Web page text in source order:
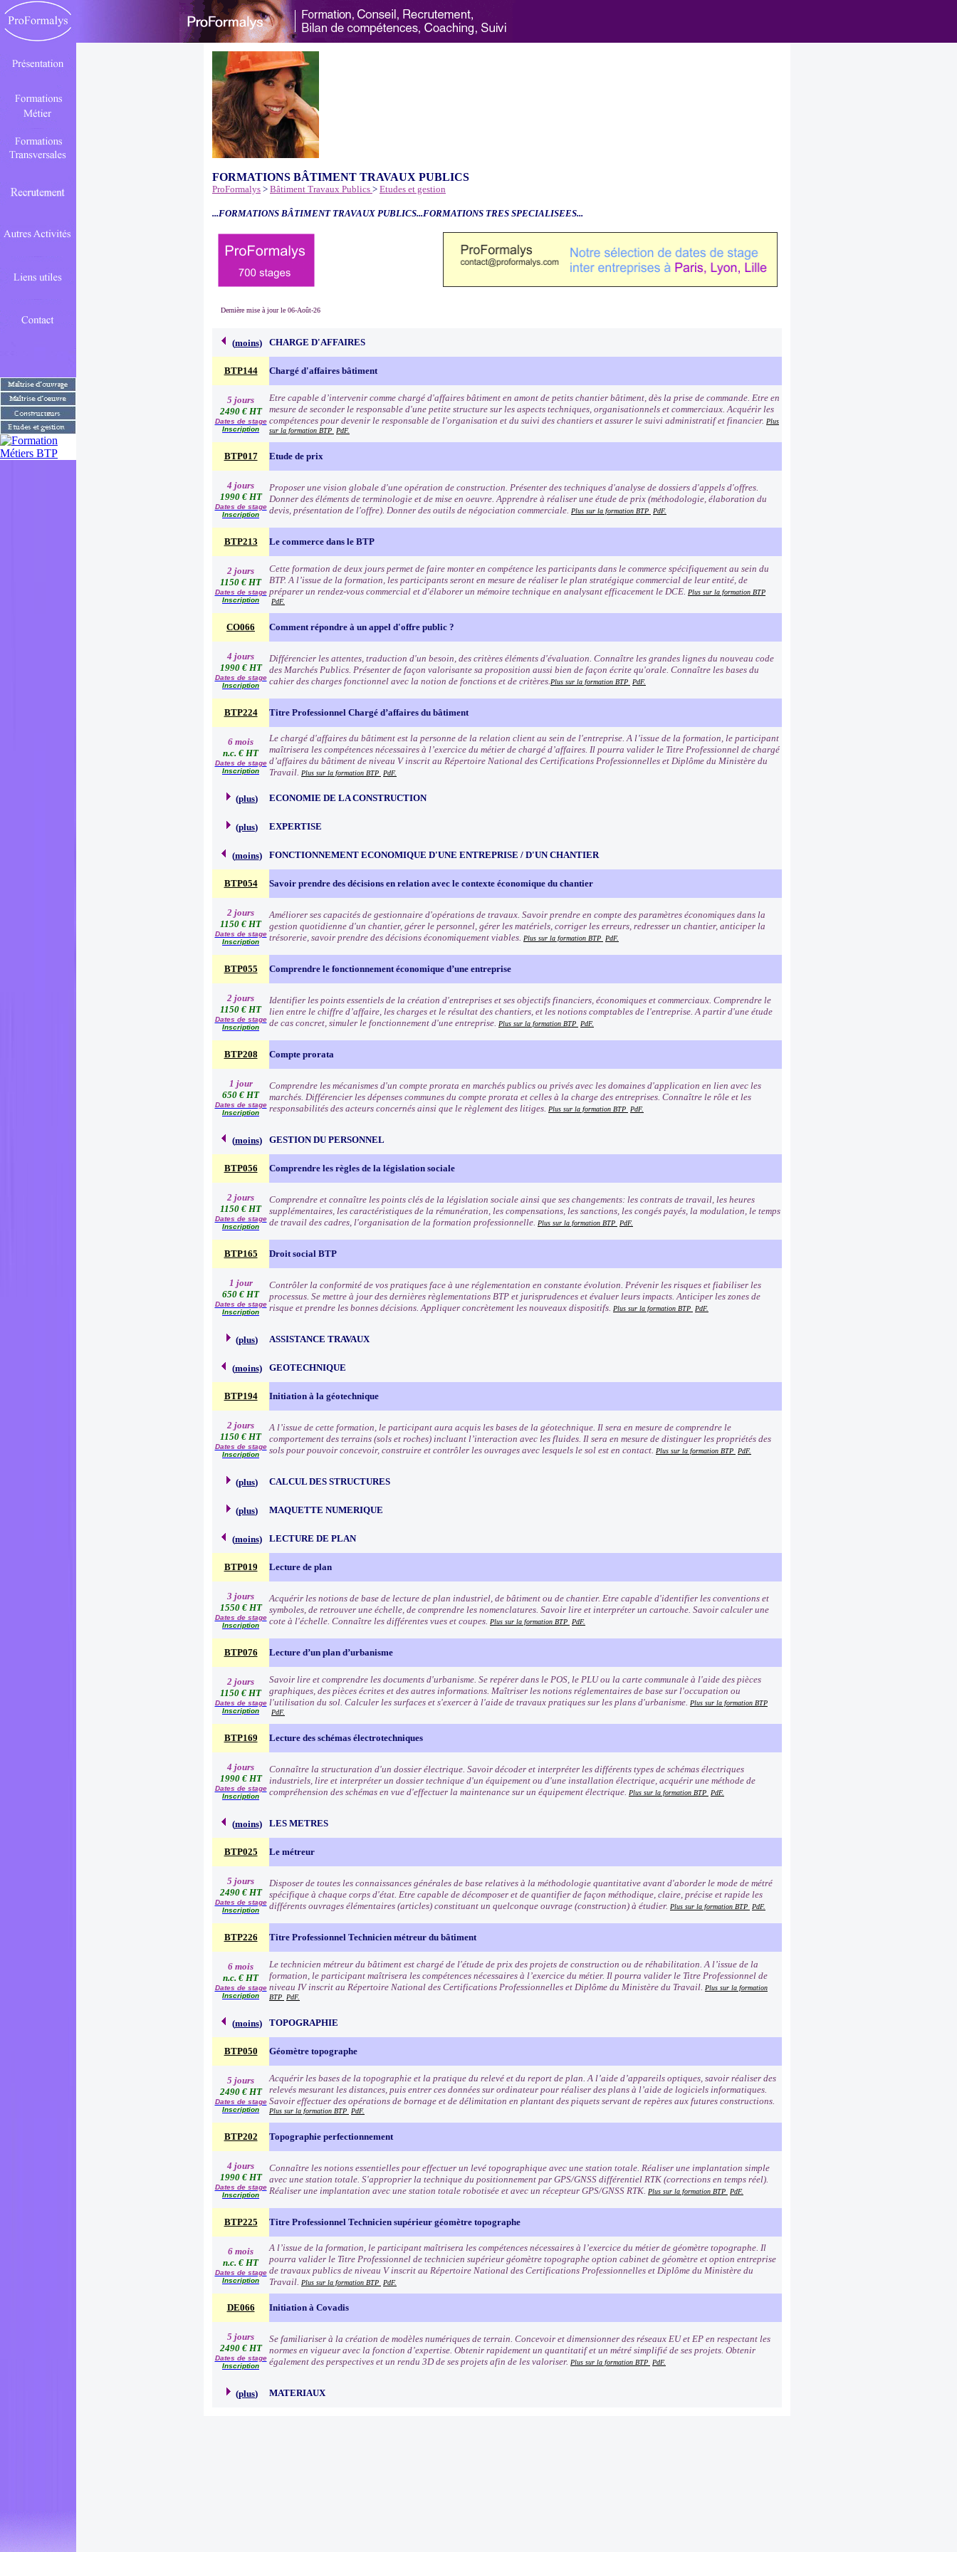
FORMATIONS BÂTIMENT TRAVAUX PUBLICS
ProFormalys > Bâtiment Travaux Publics > Etudes et gestion
...FORMATIONS BÂTIMENT TRAVAUX PUBLICS...FORMATIONS TRES SPECIALISEES...
Dernière mise à jour le 06-Août-26
(moins) CHARGE D'AFFAIRES
BTP144 Chargé d'affaires bâtiment
5 jours
2490 € HT
Dates de stage
Inscription
Etre capable d’intervenir comme chargé d'affaires bâtiment en amont de petits chantier bâtiment, dès la prise de commande. Etre en
mesure de seconder le responsable d'une petite structure sur les aspects techniques, organisationnels et commerciaux. Acquérir les
compétences pour devenir le responsable de l'organisation et du suivi des chantiers et assurer le suivi administratif et financier. Plus
sur la formation BTP
PdF.
BTP017 Etude de prix
4 jours
1990 € HT
Dates de stage
Inscription
Proposer une vision globale d'une opération de construction. Présenter des techniques d'analyse de dossiers d'appels d'offres.
Donner des éléments de terminologie et de mise en oeuvre. Apprendre à réaliser une étude de prix (méthodologie, élaboration du
devis, présentation de l'offre). Donner des outils de négociation commerciale. Plus sur la formation BTP PdF.
BTP213 Le commerce dans le BTP
2 jours
1150 € HT
Dates de stage
Inscription
Cette formation de deux jours permet de faire monter en compétence les participants dans le commerce spécifiquement au sein du
BTP. A l’issue de la formation, les participants seront en mesure de réaliser le plan stratégique commercial de leur entité, de
préparer un rendez-vous commercial et d'élaborer un mémoire technique en analysant efficacement le DCE. Plus sur la formation BTP
PdF.
CO066 Comment répondre à un appel d'offre public ?
4 jours
1990 € HT
Dates de stage
Inscription
Différencier les attentes, traduction d'un besoin, des critères éléments d'évaluation. Connaître les grandes lignes du nouveau code
des Marchés Publics. Présenter de façon valorisante sa proposition aussi bien de façon écrite qu'orale. Connaître les bases du
cahier des charges fonctionnel avec la notion de fonctions et de critères.Plus sur la formation BTP PdF.
BTP224 Titre Professionnel Chargé d’affaires du bâtiment
6 mois
n.c. € HT
Dates de stage
Inscription
Le chargé d'affaires du bâtiment est la personne de la relation client au sein de l'entreprise. A l’issue de la formation, le participant
maîtrisera les compétences nécessaires à l’exercice du métier de chargé d’affaires. Il pourra valider le Titre Professionnel de chargé
d’affaires du bâtiment de niveau V inscrit au Répertoire National des Certifications Professionnelles et Diplôme du Ministère du
Travail. Plus sur la formation BTP PdF.
(plus) ECONOMIE DE LA CONSTRUCTION
(plus) EXPERTISE
(moins) FONCTIONNEMENT ECONOMIQUE D'UNE ENTREPRISE / D'UN CHANTIER
BTP054 Savoir prendre des décisions en relation avec le contexte économique du chantier
2 jours
1150 € HT
Dates de stage
Inscription
Améliorer ses capacités de gestionnaire d'opérations de travaux. Savoir prendre en compte des paramètres économiques dans la
gestion quotidienne d'un chantier, gérer le personnel, gérer les matériels, corriger les erreurs, redresser un chantier, anticiper la
trésorerie, savoir prendre des décisions économiquement viables. Plus sur la formation BTP PdF.
BTP055 Comprendre le fonctionnement économique d’une entreprise
2 jours
1150 € HT
Dates de stage
Inscription
Identifier les points essentiels de la création d'entreprises et ses objectifs financiers, économiques et commerciaux. Comprendre le
lien entre le chiffre d’affaire, les charges et le résultat des chantiers, et les notions comptables de l'entreprise. A partir d'une étude
de cas concret, simuler le fonctionnement d'une entreprise. Plus sur la formation BTP PdF.
BTP208 Compte prorata
1 jour
650 € HT
Dates de stage
Inscription
Comprendre les mécanismes d'un compte prorata en marchés publics ou privés avec les domaines d'application en lien avec les
marchés. Différencier les dépenses communes du compte prorata et celles à la charge des entreprises. Connaître le rôle et les
responsabilités des acteurs concernés ainsi que le règlement des litiges. Plus sur la formation BTP PdF.
(moins) GESTION DU PERSONNEL
BTP056 Comprendre les règles de la législation sociale
2 jours
1150 € HT
Dates de stage
Inscription
Comprendre et connaître les points clés de la législation sociale ainsi que ses changements: les contrats de travail, les heures
supplémentaires, les caractéristiques de la rémunération, les compensations, les sanctions, les congés payés, la modulation, le temps
de travail des cadres, l'organisation de la formation professionnelle. Plus sur la formation BTP PdF.
BTP165 Droit social BTP
1 jour
650 € HT
Dates de stage
Inscription
Contrôler la conformité de vos pratiques face à une réglementation en constante évolution. Prévenir les risques et fiabiliser les
processus. Se mettre à jour des dernières règlementations BTP et jurisprudences et évaluer leurs impacts. Anticiper les zones de
risque et prendre les bonnes décisions. Appliquer concrètement les nouveaux dispositifs. Plus sur la formation BTP PdF.
(plus) ASSISTANCE TRAVAUX
(moins) GEOTECHNIQUE
BTP194 Initiation à la géotechnique
2 jours
1150 € HT
Dates de stage
Inscription
A l’issue de cette formation, le participant aura acquis les bases de la géotechnique. Il sera en mesure de comprendre le
comportement des terrains (sols et roches) incluant l’interaction avec les fluides. Il sera en mesure de distinguer les propriétés des
sols pour pouvoir concevoir, construire et contrôler les ouvrages avec lesquels le sol est en contact. Plus sur la formation BTP PdF.
(plus) CALCUL DES STRUCTURES
(plus) MAQUETTE NUMERIQUE
(moins) LECTURE DE PLAN
BTP019 Lecture de plan
3 jours
1550 € HT
Dates de stage
Inscription
Acquérir les notions de base de lecture de plan industriel, de bâtiment ou de chantier. Etre capable d'identifier les conventions et
symboles, de retrouver une échelle, de comprendre les nomenclatures. Savoir lire et interpréter un cartouche. Savoir calculer une
cote à l'échelle. Connaître les différentes vues et coupes. Plus sur la formation BTP PdF.
BTP076 Lecture d’un plan d’urbanisme
2 jours
1150 € HT
Dates de stage
Inscription
Savoir lire et comprendre les documents d'urbanisme. Se repérer dans le POS, le PLU ou la carte communale à l'aide des pièces
graphiques, des pièces écrites et des autres informations. Maîtriser les notions réglementaires de base sur l'occupation ou
l'utilisation du sol. Calculer les surfaces et s'exercer à l'aide de travaux pratiques sur les plans d'urbanisme. Plus sur la formation BTP
PdF.
BTP169 Lecture des schémas électrotechniques
4 jours
1990 € HT
Dates de stage
Inscription
Connaître la structuration d'un dossier électrique. Savoir décoder et interpréter les différents types de schémas électriques
industriels, lire et interpréter un dossier technique d'un équipement ou d'une installation électrique, acquérir une méthode de
compréhension des schémas en vue d'effectuer la maintenance sur un équipement électrique. Plus sur la formation BTP PdF.
(moins) LES METRES
BTP025 Le métreur
5 jours
2490 € HT
Dates de stage
Inscription
Disposer de toutes les connaissances générales de base relatives à la méthodologie quantitative avant d'aborder le mode de métré
spécifique à chaque corps d'état. Etre capable de décomposer et de quantifier de façon méthodique, claire, précise et rapide les
différents ouvrages élémentaires (articles) constituant un quelconque ouvrage (construction) à étudier. Plus sur la formation BTP PdF.
BTP226 Titre Professionnel Technicien métreur du bâtiment
6 mois
n.c. € HT
Dates de stage
Inscription
Le technicien métreur du bâtiment est chargé de l'étude de prix des projets de construction ou de réhabilitation. A l’issue de la
formation, le participant maîtrisera les compétences nécessaires à l’exercice du métier. Il pourra valider le Titre Professionnel de
niveau IV inscrit au Répertoire National des Certifications Professionnelles et Diplôme du Ministère du Travail. Plus sur la formation
BTP
PdF.
(moins) TOPOGRAPHIE
BTP050 Géomètre topographe
5 jours
2490 € HT
Dates de stage
Inscription
Acquérir les bases de la topographie et la pratique du relevé et du report de plan. A l’aide d’appareils optiques, savoir réaliser des
relevés mesurant les distances, puis entrer ces données sur ordinateur pour réaliser des plans à l’aide de logiciels informatiques.
Savoir effectuer des opérations de bornage et de délimitation en plantant des piquets servant de repères aux futures constructions.
Plus sur la formation BTP PdF.
BTP202 Topographie perfectionnement
4 jours
1990 € HT
Dates de stage
Inscription
Connaître les notions essentielles pour effectuer un levé topographique avec une station totale. Réaliser une implantation simple
avec une station totale. S'approprier la technique du positionnement par GPS/GNSS différentiel RTK (corrections en temps réel).
Réaliser une implantation avec une station totale robotisée et avec un récepteur GPS/GNSS RTK. Plus sur la formation BTP PdF.
BTP225 Titre Professionnel Technicien supérieur géomètre topographe
6 mois
n.c. € HT
Dates de stage
Inscription
A l’issue de la formation, le participant maîtrisera les compétences nécessaires à l’exercice du métier de géomètre topographe. Il
pourra valider le Titre Professionnel de technicien supérieur géomètre topographe option cabinet de géomètre et option entreprise
de travaux publics de niveau V inscrit au Répertoire National des Certifications Professionnelles et Diplôme du Ministère du
Travail. Plus sur la formation BTP PdF.
DE066 Initiation à Covadis
5 jours
2490 € HT
Dates de stage
Inscription
Se familiariser à la création de modèles numériques de terrain. Concevoir et dimensionner des réseaux EU et EP en respectant les
normes en vigueur avec la fonction d’expertise. Obtenir rapidement un quantitatif et un métré simplifié de ses projets. Obtenir
également des perspectives et un rendu 3D de ses projets afin de les valoriser. Plus sur la formation BTP PdF.
(plus) MATERIAUX